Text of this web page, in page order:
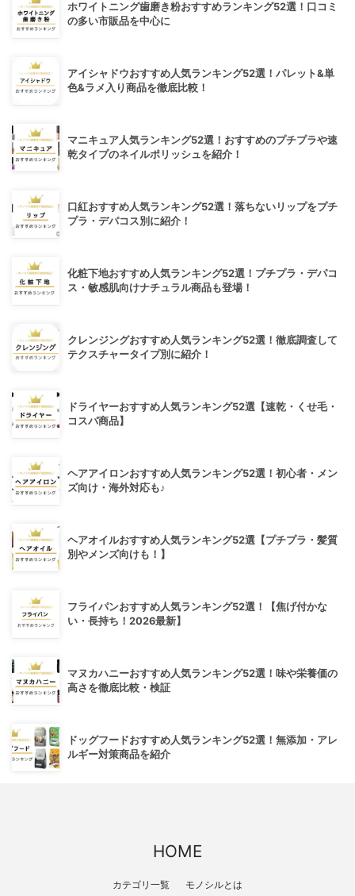
ホワイトニング歯磨き粉おすすめランキング52選！口コミ
の多い市販品を中心に
アイシャドウおすすめ人気ランキング52選！パレット&単
色&ラメ入り商品を徹底比較！
マニキュア人気ランキング52選！おすすめのプチプラや速
乾タイプのネイルポリッシュを紹介！
口紅おすすめ人気ランキング52選！落ちないリップをプチ
プラ・デパコス別に紹介！
化粧下地おすすめ人気ランキング52選！プチプラ・デパコ
ス・敏感肌向けナチュラル商品も登場！
クレンジングおすすめ人気ランキング52選！徹底調査して
テクスチャータイプ別に紹介！
ドライヤーおすすめ人気ランキング52選【速乾・くせ毛・
コスパ商品】
ヘアアイロンおすすめ人気ランキング52選！初心者・メン
ズ向け・海外対応も♪
ヘアオイルおすすめ人気ランキング52選【プチプラ・髪質
別やメンズ向けも！】
フライパンおすすめ人気ランキング52選！【焦げ付かな
い・長持ち！2026最新】
マヌカハニーおすすめ人気ランキング52選！味や栄養価の
高さを徹底比較・検証
ドッグフードおすすめ人気ランキング52選！無添加・アレ
ルギー対策商品を紹介
HOME
カテゴリ一覧 モノシルとは